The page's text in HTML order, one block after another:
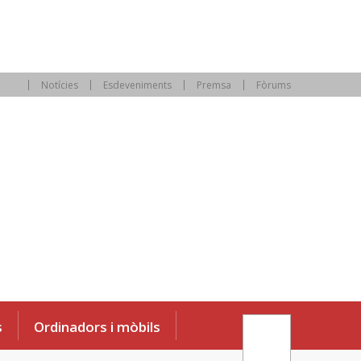
Notícies Esdeveniments Premsa Fòrums
Ordinadors i mòbils